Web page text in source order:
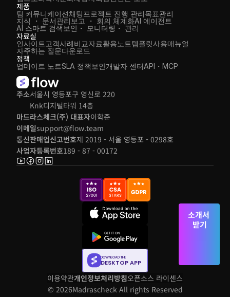
주소서울시 영등포구 영신로 220
Knk디지털타워 14층
마드라스체크(주) 대표자이학준
이메일support@flow.team
통신판매업신고번호제 2019 - 서울 영등포 - 0298호
사업자등록번호189 - 87 - 00172
제품
팀 커뮤니케이션채팅 프로젝트 진행 관리목표관리
지식 ・ 문서관리 보고 ・ 회의 체계화
AI 스마트 검색
AI 에이전트
보안・ 모니터링・ 관리
자료실
인사이트 고객사례비교자료활용노트템플릿사용매뉴얼
자주하는 질문다운로드
정책
업데이트 노트SLA 정책 보안개발자 센터API・MCP
DOWNLOAD THE
DESKTOP APP
이용약관개인정보처리방침오픈소스 라이센스
© 2026Madrascheck All rights Reserved
소개서
받기